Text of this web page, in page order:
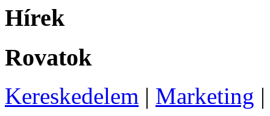
Hírek
Rovatok
Kereskedelem | Marketing